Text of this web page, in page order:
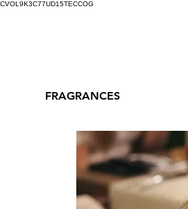
CVOL9K3C77UD15TECCOG
FRAGRANCES